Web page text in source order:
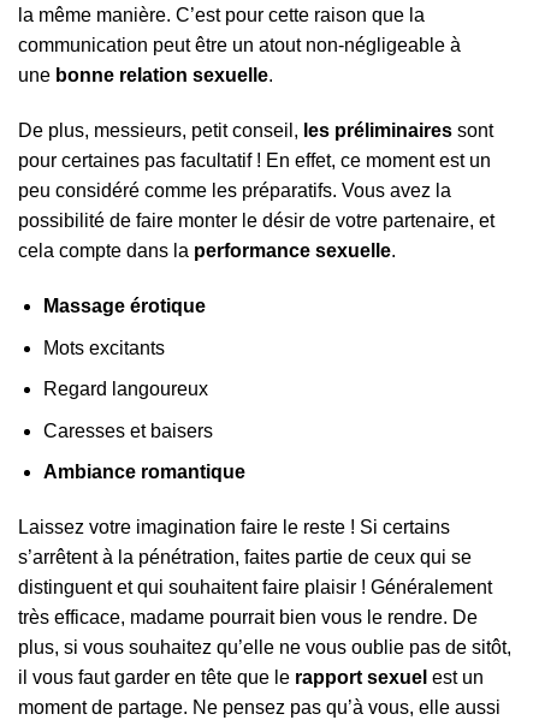
la même manière. C’est pour cette raison que la
communication peut être un atout non-négligeable à
une bonne relation sexuelle.
De plus, messieurs, petit conseil, les préliminaires sont
pour certaines pas facultatif ! En effet, ce moment est un
peu considéré comme les préparatifs. Vous avez la
possibilité de faire monter le désir de votre partenaire, et
cela compte dans la performance sexuelle.
Massage érotique
Mots excitants
Regard langoureux
Caresses et baisers
Ambiance romantique
Laissez votre imagination faire le reste ! Si certains
s’arrêtent à la pénétration, faites partie de ceux qui se
distinguent et qui souhaitent faire plaisir ! Généralement
très efficace, madame pourrait bien vous le rendre. De
plus, si vous souhaitez qu’elle ne vous oublie pas de sitôt,
il vous faut garder en tête que le rapport sexuel est un
moment de partage. Ne pensez pas qu’à vous, elle aussi